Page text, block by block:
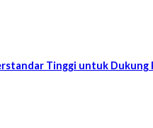
Tinggi untuk Dukung